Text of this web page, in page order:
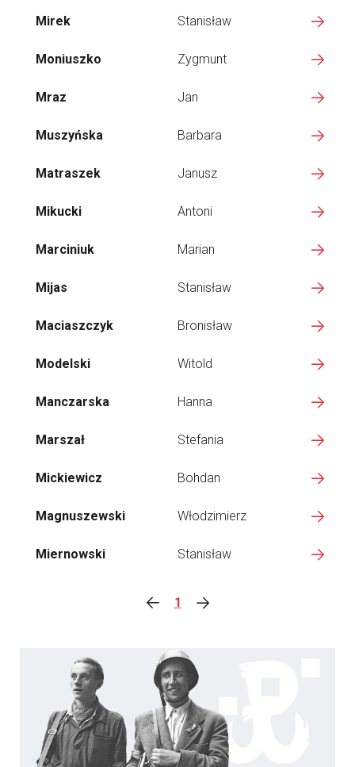
Mirek Stanisław
Moniuszko Zygmunt
Mraz Jan
Muszyńska Barbara
Matraszek Janusz
Mikucki Antoni
Marciniuk Marian
Mijas Stanisław
Maciaszczyk Bronisław
Modelski Witold
Manczarska Hanna
Marszał Stefania
Mickiewicz Bohdan
Magnuszewski Włodzimierz
Miernowski Stanisław
1